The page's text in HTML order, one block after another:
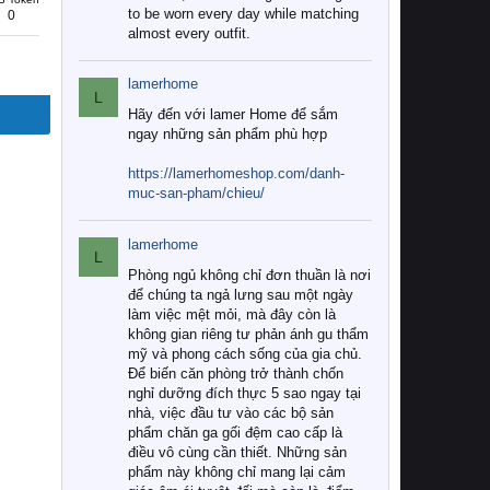
0
to be worn every day while matching
almost every outfit.
L
lamerhome
Hãy đến với lamer Home để sắm
ngay những sản phẩm phù hợp
https://lamerhomeshop.com/danh-
muc-san-pham/chieu/
L
lamerhome
Phòng ngủ không chỉ đơn thuần là nơi
để chúng ta ngả lưng sau một ngày
làm việc mệt mỏi, mà đây còn là
không gian riêng tư phản ánh gu thẩm
mỹ và phong cách sống của gia chủ.
Để biến căn phòng trở thành chốn
nghỉ dưỡng đích thực 5 sao ngay tại
nhà, việc đầu tư vào các bộ sản
phẩm chăn ga gối đệm cao cấp là
điều vô cùng cần thiết. Những sản
phẩm này không chỉ mang lại cảm